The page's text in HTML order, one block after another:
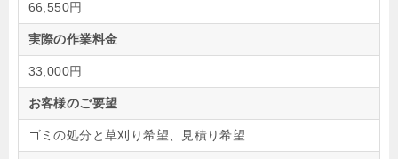
66,550円
実際の作業料金
33,000円
お客様のご要望
ゴミの処分と草刈り希望、見積り希望